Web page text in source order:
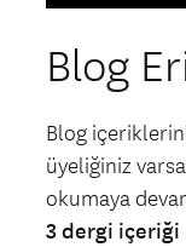
Blog
Blog
üyeliğiniz
okumaya
3 dergi içeriği